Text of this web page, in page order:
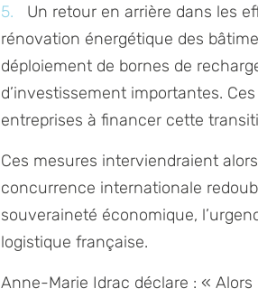
Un retour en arrière dans les
rénovation énergétique des
déploiement de bornes de
d’investissement importantes.
entreprises à financer cette
Ces mesures interviendraient
concurrence internationale
souveraineté économique,
logistique française.
Anne-Marie Idrac déclare : «